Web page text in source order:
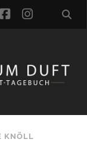
facebook
KNÖLL